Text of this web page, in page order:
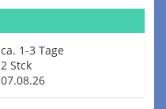
ca. 1-3 Tage
2 Stck
07.08.26